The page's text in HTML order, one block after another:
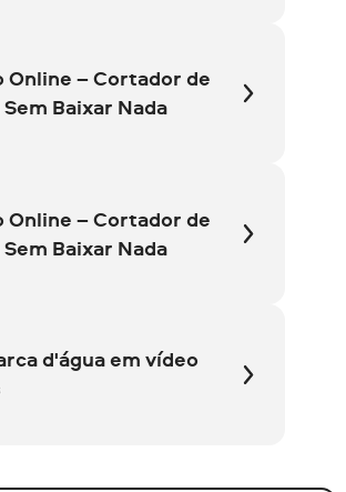
– Cortador de
Baixar Nada
– Cortador de
Baixar Nada
d'água em vídeo